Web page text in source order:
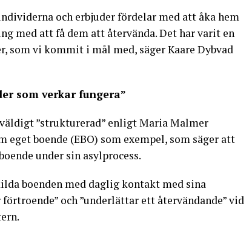
och erbjuder fördelar med att åka hem
med att få dem att återvända. Det har varit en
som vi kommit i mål med, säger Kaare Dybvad
som verkar fungera”
”strukturerad” enligt Maria Malmer
eget boende (EBO) som exempel, som säger att
under sin asylprocess.
boenden med daglig kontakt med sina
och ”underlättar ett återvändande” vid